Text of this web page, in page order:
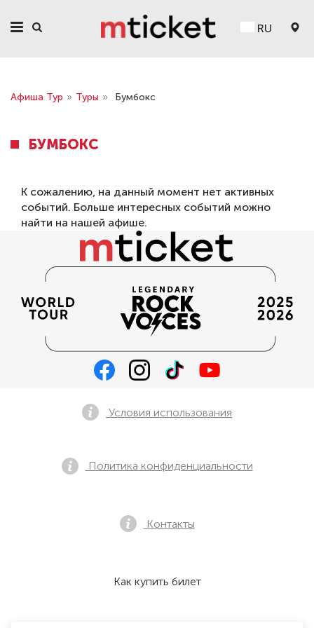
RU
Афиша Тур » Туры » Бумбокс
БУМБОКС
К сожалению, на данный момент нет активных
событий. Больше интересных событий можно
найти на нашей афише.
Условия использования
Политика конфиденциальности
Контакты
Как купить билет